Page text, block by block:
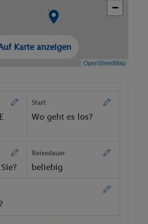
−
OpenStreetMap
Karte anzeigen
Start
Wo geht es los?
Reisedauer
beliebig